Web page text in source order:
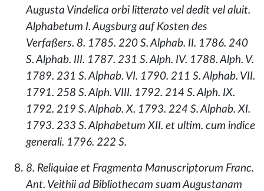
Augusta Vindelica orbi litterato vel dedit vel aluit.
Alphabetum I. Augsburg auf Kosten des
Verfaßers. 8. 1785. 220 S. Alphab. II. 1786. 240
S. Alphab. III. 1787. 231 S. Alph. IV. 1788. Alph. V.
1789. 231 S. Alphab. VI. 1790. 211 S. Alphab. VII.
1791. 258 S. Alph. VIII. 1792. 214 S. Alph. IX.
1792. 219 S. Alphab. X. 1793. 224 S. Alphab. XI.
1793. 233 S. Alphabetum XII. et ultim. cum indice
generali. 1796. 222 S.
8. Reliquiae et Fragmenta Manuscriptorum Franc.
Ant. Veithii ad Bibliothecam suam Augustanam